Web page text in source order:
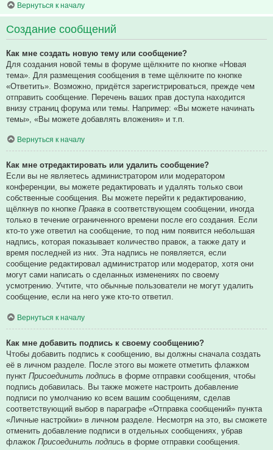
Вернуться к началу
Создание сообщений
Как мне создать новую тему или сообщение?
Для создания новой темы в форуме щёлкните по кнопке «Новая
тема». Для размещения сообщения в теме щёлкните по кнопке
«Ответить». Возможно, придётся зарегистрироваться, прежде чем
отправить сообщение. Перечень ваших прав доступа находится
внизу страниц форума или темы. Например: «Вы можете начинать
темы», «Вы можете добавлять вложения» и т.п.
Вернуться к началу
Как мне отредактировать или удалить сообщение?
Если вы не являетесь администратором или модератором
конференции, вы можете редактировать и удалять только свои
собственные сообщения. Вы можете перейти к редактированию,
щёлкнув по кнопке Правка в соответствующем сообщении, иногда
только в течение ограниченного времени после его создания. Если
кто-то уже ответил на сообщение, то под ним появится небольшая
надпись, которая показывает количество правок, а также дату и
время последней из них. Эта надпись не появляется, если
сообщение редактировал администратор или модератор, хотя они
могут сами написать о сделанных изменениях по своему
усмотрению. Учтите, что обычные пользователи не могут удалить
сообщение, если на него уже кто-то ответил.
Вернуться к началу
Как мне добавить подпись к своему сообщению?
Чтобы добавить подпись к сообщению, вы должны сначала создать
её в личном разделе. После этого вы можете отметить флажком
пункт Присоединить подпись в форме отправки сообщения, чтобы
подпись добавилась. Вы также можете настроить добавление
подписи по умолчанию ко всем вашим сообщениям, сделав
соответствующий выбор в параграфе «Отправка сообщений» пункта
«Личные настройки» в личном разделе. Несмотря на это, вы сможете
отменить добавление подписи в отдельных сообщениях, убрав
флажок Присоединить подпись в форме отправки сообщения.